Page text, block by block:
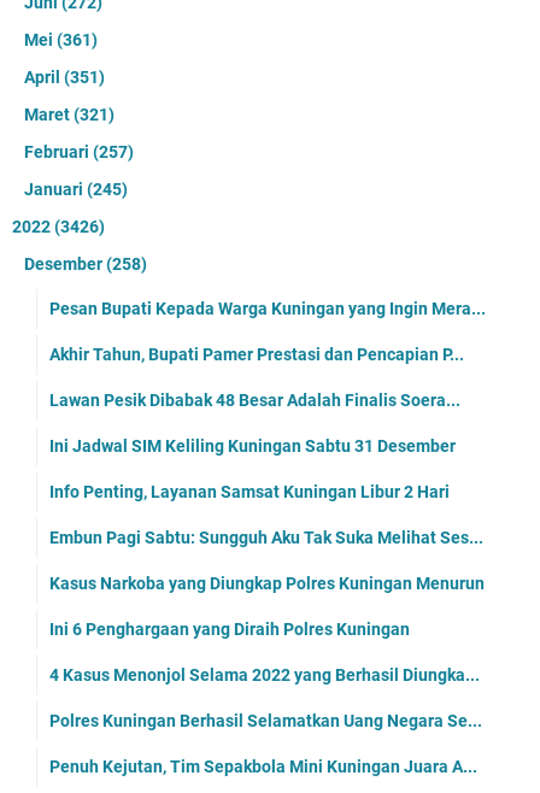
Mei (361)
April (351)
Maret(321)
Februari (257)
Januari (245)
2022(3426)
Desember(258)
Pesan Bupati Kepada Warga Kuningan yang Ingin Mera...
Akhir Tahun, Bupati Pamer Prestasi dan Pencapian P...
Lawan Pesik Dibabak 48 Besar Adalah Finalis Soera...
Ini Jadwal SIM Keliling Kuningan Sabtu 31 Desember
Info Penting, Layanan Samsat Kuningan Libur 2 Hari
Embun Pagi Sabtu: Sungguh Aku Tak Suka Melihat Ses...
Kasus Narkoba yang Diungkap Polres Kuningan Menurun
Ini 6 Penghargaan yang Diraih Polres Kuningan
4 Kasus Menonjol Selama 2022 yang Berhasil Diungka...
Polres Kuningan Berhasil Selamatkan Uang Negara Se...
Penuh Kejutan, Tim Sepakbola Mini Kuningan Juara A...